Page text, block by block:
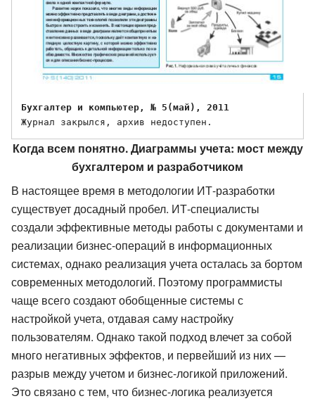
Бухгалтер и компьютер, № 5(май), 2011
Когда всем понятно. Диаграммы учета: мост между
бухгалтером и разработчиком
В настоящее время в методологии ИТ-разработки
существует досадный пробел. ИТ-специалисты
создали эффективные методы работы с документами и
реализации бизнес-операций в информационных
системах, однако реализация учета осталась за бортом
современных методологий. Поэтому программисты
чаще всего создают обобщенные системы с
настройкой учета, отдавая саму настройку
пользователям. Однако такой подход влечет за собой
много негативных эффектов, и первейший из них —
разрыв между учетом и бизнес-логикой приложений.
Это связано с тем, что бизнес-логика реализуется